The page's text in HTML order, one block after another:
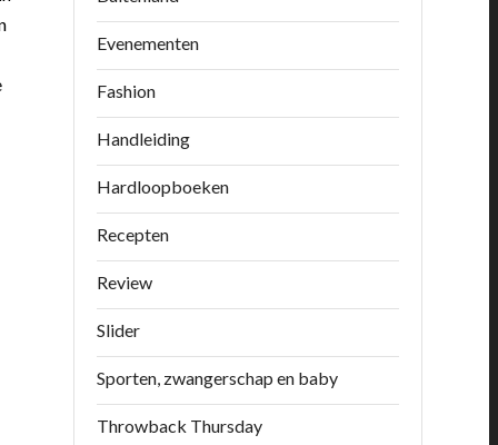
Evenementen
Fashion
Handleiding
Hardloopboeken
Recepten
Review
Slider
Sporten, zwangerschap en baby
Throwback Thursday